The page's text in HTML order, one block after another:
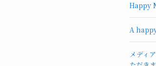
Happy
メディ